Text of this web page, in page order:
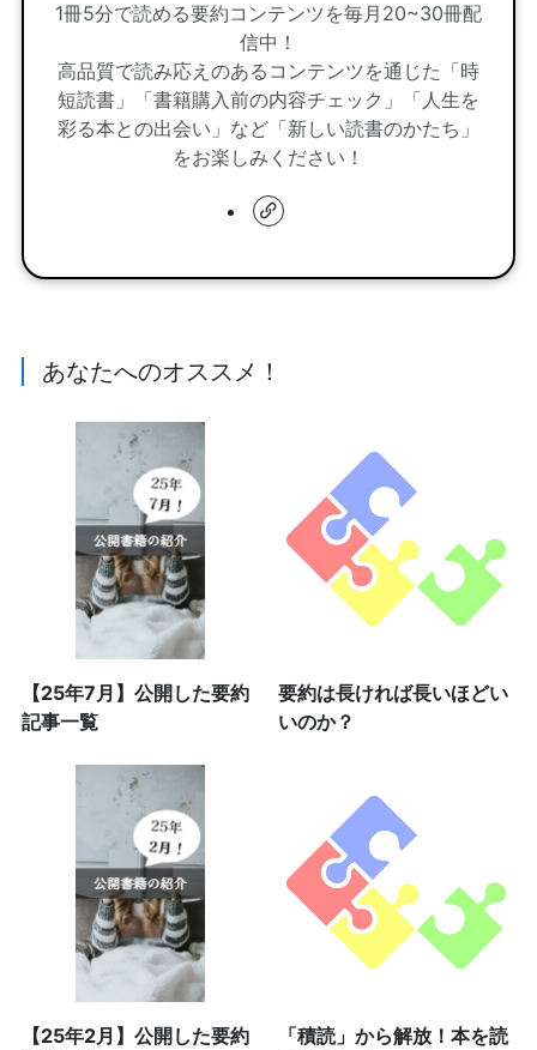
1冊5分で読める要約コンテンツを毎月20~30冊配
信中！
高品質で読み応えのあるコンテンツを通じた「時
短読書」「書籍購入前の内容チェック」「人生を
彩る本との出会い」など「新しい読書のかたち」
をお楽しみください！
あなたへのオススメ！
【25年7月】公開した要約
記事一覧
要約は長ければ長いほどい
いのか？
【25年2月】公開した要約
「積読」から解放！本を読